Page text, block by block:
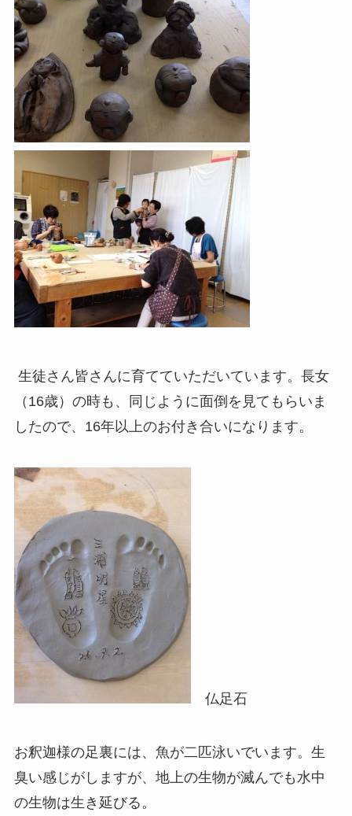
生徒さん皆さんに育てていただいています。長女
（16歳）の時も、同じように面倒を見てもらいま
したので、16年以上のお付き合いになります。
仏足石
お釈迦様の足裏には、魚が二匹泳いでいます。生
臭い感じがしますが、地上の生物が滅んでも水中
の生物は生き延びる。